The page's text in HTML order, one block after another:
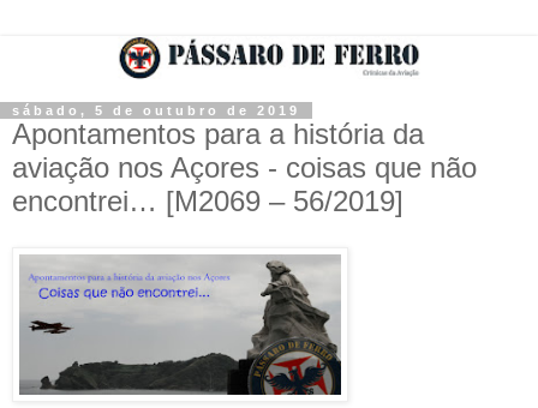
sábado, 5 de outubro de 2019
Apontamentos para a história da
aviação nos Açores - coisas que não
encontrei… [M2069 – 56/2019]